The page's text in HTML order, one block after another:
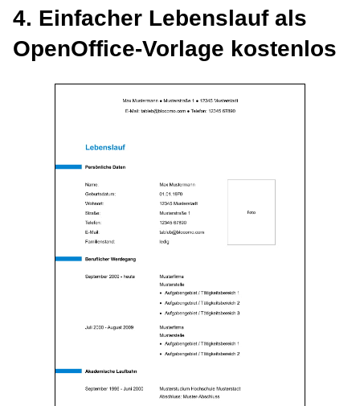
4. Einfacher Lebenslauf als
OpenOffice-Vorlage kostenlos